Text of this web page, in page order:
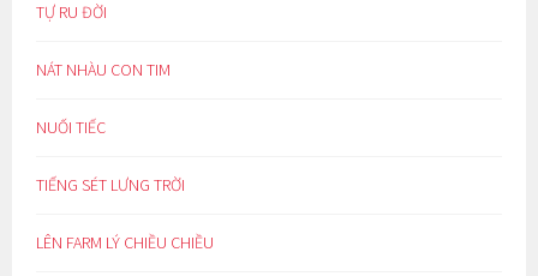
TỰ RU ĐỜI
NÁT NHÀU CON TIM
NUỐI TIẾC
TIẾNG SÉT LƯNG TRỜI
LÊN FARM LÝ CHIỀU CHIỀU